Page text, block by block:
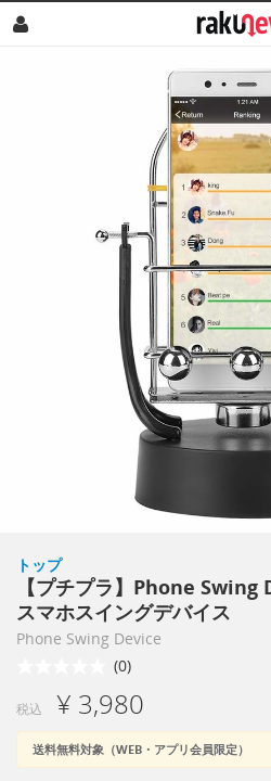
トップ
【プチプラ】Phone Swing
スマホスイングデバイス
Phone Swing Device
(0)
税込 ¥ 3,980
送料無料対象（WEB・アプリ会員限定）